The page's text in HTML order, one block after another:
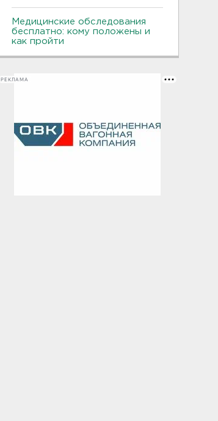
Медицинские обследования
бесплатно: кому положены и
как пройти
РЕКЛАМА